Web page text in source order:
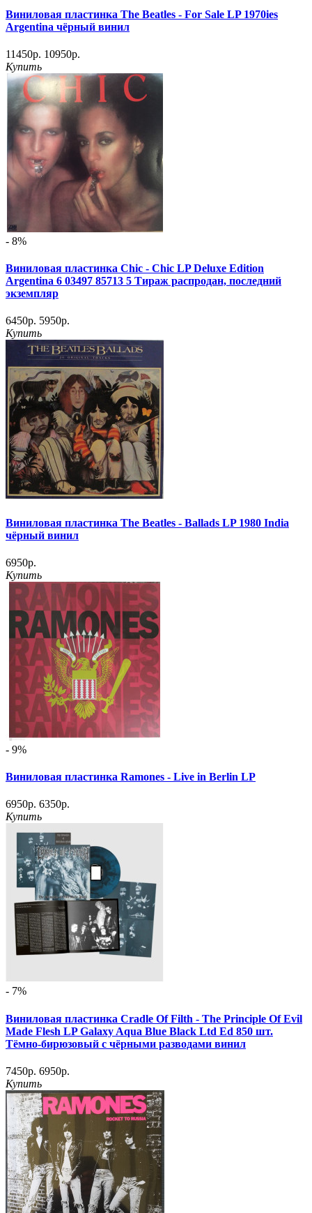
Виниловая пластинка The Beatles - For Sale LP 1970ies
Argentina чёрный винил
11450р. 10950р.
Купить
- 8%
Виниловая пластинка Chic - Chic LP Deluxe Edition
Argentina 6 03497 85713 5 Тираж распродан, последний
экземпляр
6450р. 5950р.
Купить
Виниловая пластинка The Beatles - Ballads LP 1980 India
чёрный винил
6950р.
Купить
- 9%
Виниловая пластинка Ramones - Live in Berlin LP
6950р. 6350р.
Купить
- 7%
Виниловая пластинка Cradle Of Filth - The Principle Of Evil
Made Flesh LP Galaxy Aqua Blue Black Ltd Ed 850 шт.
Тёмно-бирюзовый с чёрными разводами винил
7450р. 6950р.
Купить